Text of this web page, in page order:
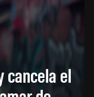
cancela el